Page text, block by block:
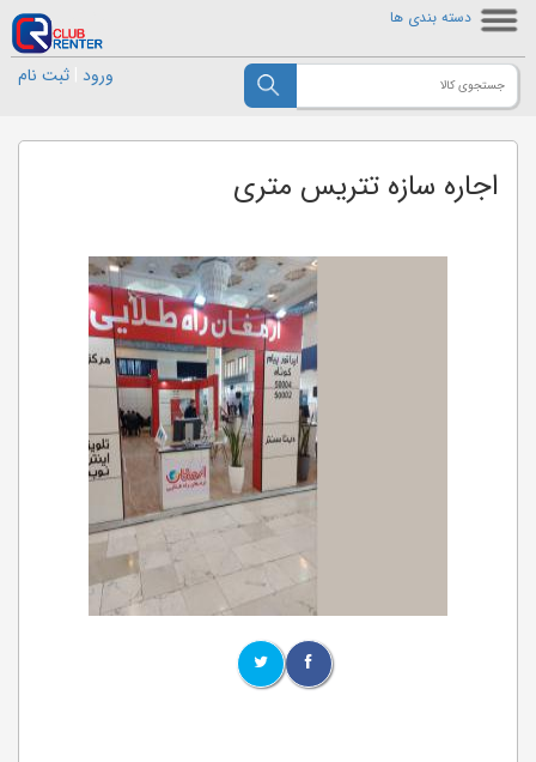
دسته بندی ها
ورود ثبت نام
اجاره سازه تتریس متری